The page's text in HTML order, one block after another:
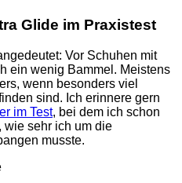
Glide im Praxistest
Vor Schuhen mit
ein wenig Bammel. Meistens
wenn besonders viel
sind. Ich erinnere gern
im Test, bei dem ich schon
wie sehr ich um die
musste.